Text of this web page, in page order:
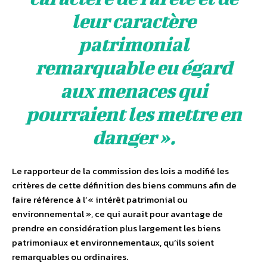
leur caractère
patrimonial
remarquable eu égard
aux menaces qui
pourraient les mettre en
danger ».
Le rapporteur de la commission des lois a modifié les
critères de cette définition des biens communs afin de
faire référence à l’« intérêt patrimonial ou
environnemental », ce qui aurait pour avantage de
prendre en considération plus largement les biens
patrimoniaux et environnementaux, qu’ils soient
remarquables ou ordinaires.